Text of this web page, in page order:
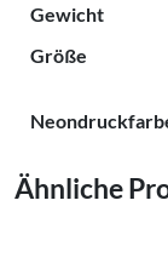
Gewicht
Größe
Ähnliche